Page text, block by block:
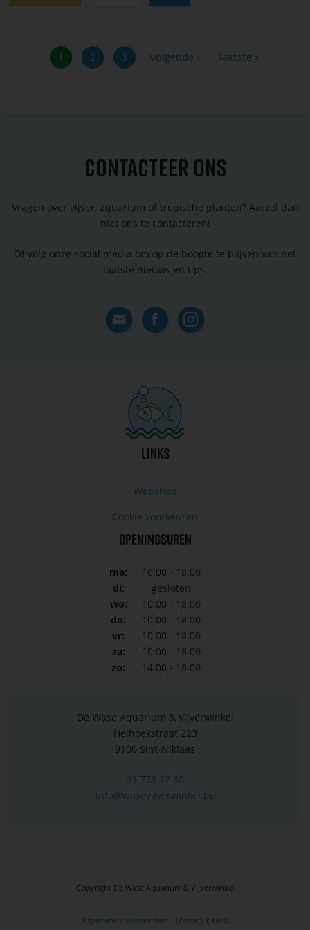
winkelwagen
Paginering
Huidige
1 Pagina
2 Pagina
3
Volgende
volgende ›
Laatste
laatste »
CONTACTEER ONS
Vragen over vijver, aquarium of tropische planten? Aarzel dan
niet ons te contacteren!
Of volg onze social media om op de hoogte te blijven van het
laatste nieuws en tips.
ContactFacebookInstagram
LINKS
Webshop
Cookie voorkeuren
OPENINGSUREN
ma:
10:00 - 18:00
di:
gesloten
wo:
10:00 - 18:00
do:
10:00 - 18:00
vr:
10:00 - 18:00
za:
10:00 - 18:00
zo:
14:00 - 18:00
De Wase Aquarium & Vijverwinkel
Heihoekstraat 223
9100 Sint-Niklaas
03 776 12 80
info@wasevijverwinkel.be
Copyright De Wase Aquarium & Vijverwinkel
Algemene voorwaarden Privacy beleid